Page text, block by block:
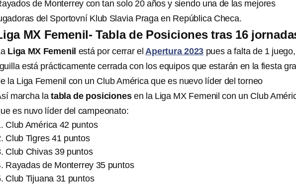
de Monterrey con tan solo 20 años y siendo una de las mejores
del Sportovní Klub Slavia Praga en República Checa.
MX Femenil- Tabla de Posiciones tras 16
Liga MX Femenil está por cerrar el Apertura 2023 pues a falta de 1
está prácticamente cerrada con los equipos que estarán en la fiesta
la Liga Femenil con un Club América que es nuevo líder del torneo
marcha latabla de posicionesen la Liga MX Femenil con un Club
es nuvo líder del campeonato:
Club América 42 puntos
Club Tigres 41 puntos
Club Chivas 39 puntos
Rayadas de Monterrey 35 puntos
Club Tijuana 31 puntos